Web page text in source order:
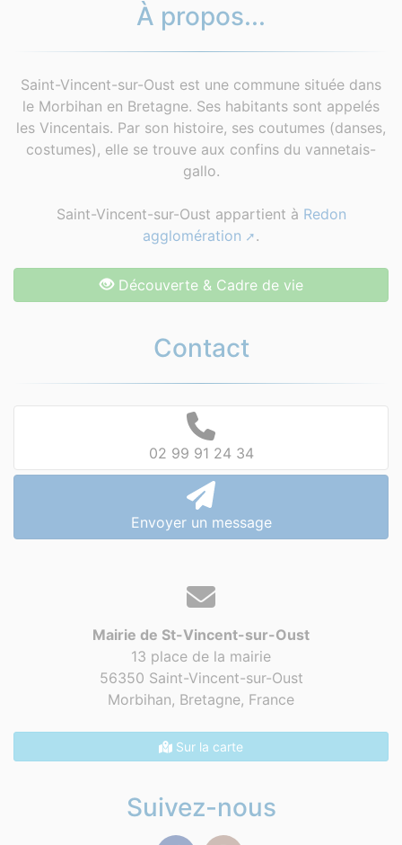
À propos...
Saint-Vincent-sur-Oust est une commune située dans
le Morbihan en Bretagne. Ses habitants sont appelés
les Vincentais. Par son histoire, ses coutumes (danses,
costumes), elle se trouve aux confins du vannetais-
gallo.
Saint-Vincent-sur-Oust appartient à Redon
agglomération
.
Découverte & Cadre de vie
Contact
02 99 91 24 34
Envoyer un message
Mairie de St-Vincent-sur-Oust
13 place de la mairie
56350 Saint-Vincent-sur-Oust
Morbihan, Bretagne, France
Sur la carte
Suivez-nous